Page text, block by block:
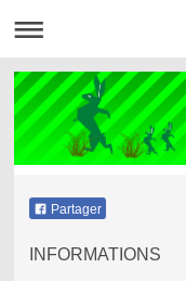
Partager
INFORMATIONS